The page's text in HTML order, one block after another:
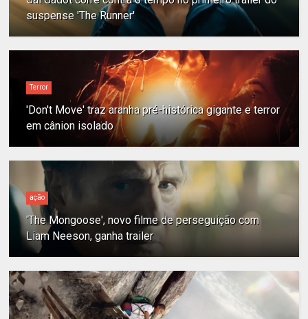
suspense 'The Runner'
Terror
'Don't Move' traz aranha pré-histórica gigante e terror
em cânion isolado
ação
'The Mongoose', novo filme de perseguição com
Liam Neeson, ganha trailer